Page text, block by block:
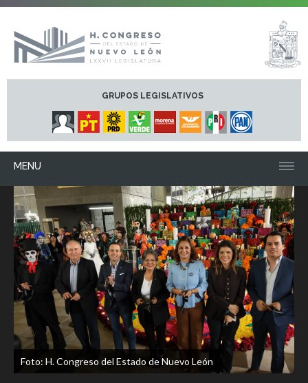
GRUPOS LEGISLATIVOS
MENU
Foto: H. Congreso del Estado de Nuevo León